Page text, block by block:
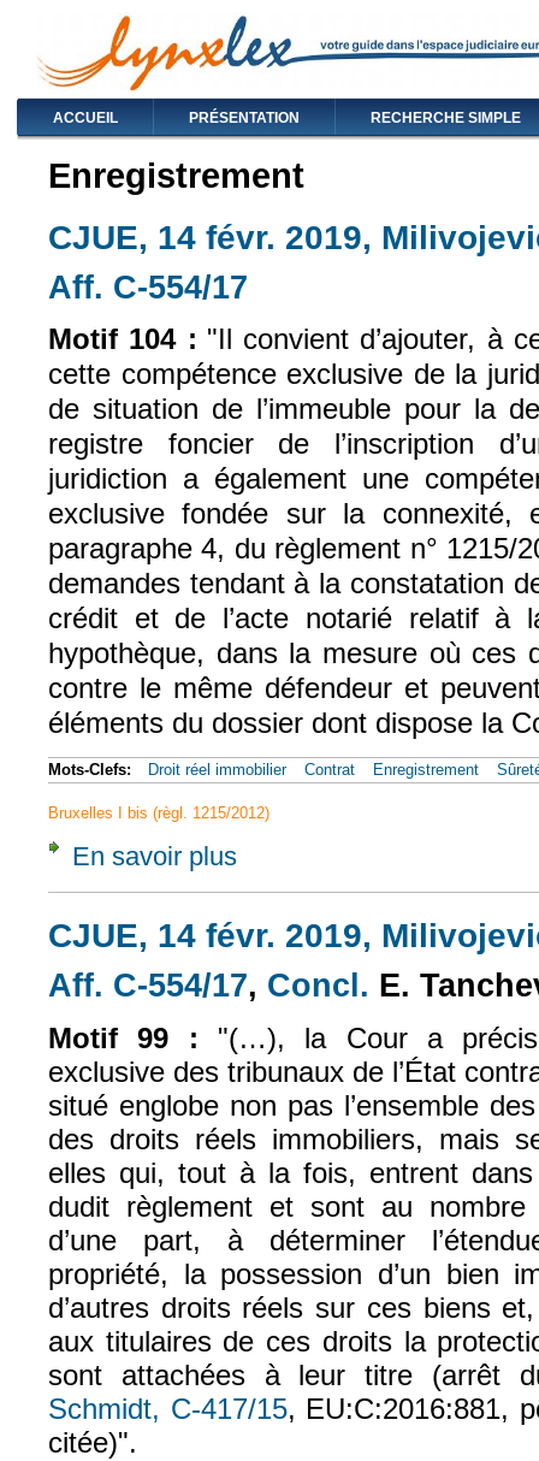
ACCUEIL PRÉSENTATION RECHERCHE SIMPLE
Enregistrement
CJUE, 14 févr. 2019,
Aff. C‑554/17
Motif 104 : "Il convient d’ajouter, à
cette compétence exclusive de la
de situation de l’immeuble pour la
registre foncier de l’inscription
juridiction a également une
exclusive fondée sur la connexité,
paragraphe 4, du règlement n° 1215/
demandes tendant à la constatation
crédit et de l’acte notarié relatif à
hypothèque, dans la mesure où ces
contre le même défendeur et
éléments du dossier dont dispose la
Mots-Clefs: Droit réel immobilier Contrat Enregistrement
Bruxelles I bis (règl. 1215/2012)
En savoir plus
CJUE, 14 févr. 2019,
Aff. C‑554/17 (le lien est externe)
, Concl. (le lien est
E.
Motif 99 : "(…), la Cour a
exclusive des tribunaux de l’État
situé englobe non pas l’ensemble
des droits réels immobiliers, mais
elles qui, tout à la fois, entrent dans
dudit règlement et sont au
d’une part, à déterminer
propriété, la possession d’un bien
d’autres droits réels sur ces biens
aux titulaires de ces droits la
sont attachées à leur titre (arrêt
Schmidt, C‑417/15, EU:C:2016:881,
citée)".